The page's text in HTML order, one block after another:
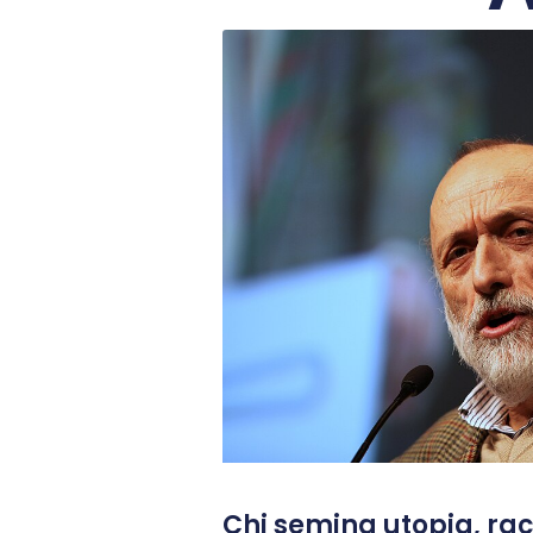
Chi semina utopia,